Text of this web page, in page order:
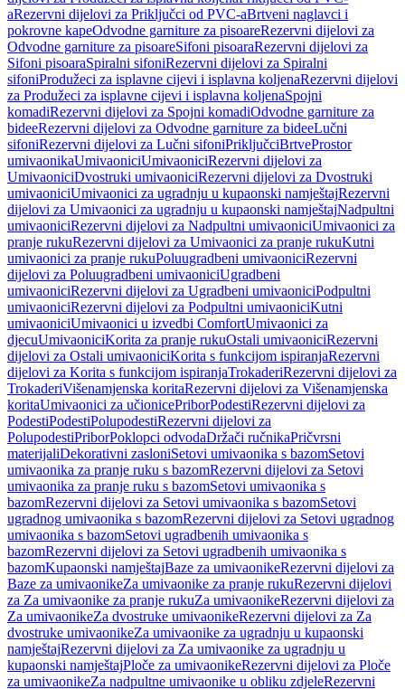
aRezervni dijelovi za Priključci od PVC-aBrtveni naglavci i
pokrovne kapeOdvodne garniture za pisoareRezervni dijelovi za
Odvodne garniture za pisoareSifoni pisoaraRezervni dijelovi za
Sifoni pisoaraSpiralni sifoniRezervni dijelovi za Spiralni
sifoniProdužeci za isplavne cijevi i isplavna koljenaRezervni dijelovi
za Produžeci za isplavne cijevi i isplavna koljenaSpojni
komadiRezervni dijelovi za Spojni komadiOdvodne garniture za
bideeRezervni dijelovi za Odvodne garniture za bideeLučni
sifoniRezervni dijelovi za Lučni sifoniPriključciBrtveProstor
umivaonikaUmivaoniciUmivaoniciRezervni dijelovi za
UmivaoniciDvostruki umivaoniciRezervni dijelovi za Dvostruki
umivaoniciUmivaonici za ugradnju u kupaonski namještajRezervni
dijelovi za Umivaonici za ugradnju u kupaonski namještajNadpultni
umivaoniciRezervni dijelovi za Nadpultni umivaoniciUmivaonici za
pranje rukuRezervni dijelovi za Umivaonici za pranje rukuKutni
umivaonici za pranje rukuPoluugradbeni umivaoniciRezervni
dijelovi za Poluugradbeni umivaoniciUgradbeni
umivaoniciRezervni dijelovi za Ugradbeni umivaoniciPodpultni
umivaoniciRezervni dijelovi za Podpultni umivaoniciKutni
umivaoniciUmivaonici u izvedbi ComfortUmivaonici za
djecuUmivaoniciKorita za pranje rukuOstali umivaoniciRezervni
dijelovi za Ostali umivaoniciKorita s funkcijom ispiranjaRezervni
dijelovi za Korita s funkcijom ispiranjaTrokaderiRezervni dijelovi za
TrokaderiVišenamjenska koritaRezervni dijelovi za Višenamjenska
koritaUmivaonici za učionicePriborPodestiRezervni dijelovi za
PodestiPodestiPolupodestiRezervni dijelovi za
PolupodestiPriborPoklopci odvodaDržači ručnikaPričvrsni
materijaliDekorativni zasloniSetovi umivaonika s bazomSetovi
umivaonika za pranje ruku s bazomRezervni dijelovi za Setovi
umivaonika za pranje ruku s bazomSetovi umivaonika s
bazomRezervni dijelovi za Setovi umivaonika s bazomSetovi
ugradnog umivaonika s bazomRezervni dijelovi za Setovi ugradnog
umivaonika s bazomSetovi ugradbenih umivaonika s
bazomRezervni dijelovi za Setovi ugradbenih umivaonika s
bazomKupaonski namještajBaze za umivaonikeRezervni dijelovi za
Baze za umivaonikeZa umivaonike za pranje rukuRezervni dijelovi
za Za umivaonike za pranje rukuZa umivaonikeRezervni dijelovi za
Za umivaonikeZa dvostruke umivaonikeRezervni dijelovi za Za
dvostruke umivaonikeZa umivaonike za ugradnju u kupaonski
namještajRezervni dijelovi za Za umivaonike za ugradnju u
kupaonski namještajPloče za umivaonikeRezervni dijelovi za Ploče
za umivaonikeZa nadpultne umivaonike u obliku zdjeleRezervni